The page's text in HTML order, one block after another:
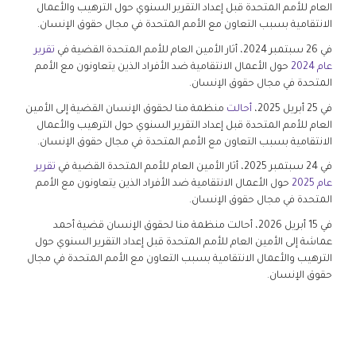
العام للأمم المتحدة قبل إعداد التقرير السنوي حول الترهيب والأعمال
الانتقامية بسبب التعاون مع الأمم المتحدة في مجال حقوق الإنسان.
في 26 سبتمبر 2024، أثار الأمين العام للأمم المتحدة القضية في
تقرير
عام 2024
حول الأعمال الانتقامية ضد الأفراد الذين يتعاونون مع الأمم
المتحدة في مجال حقوق الإنسان.
في 25 أبريل 2025، أحالت منظمة منا لحقوق الإنسان القضية إلى الأمين
العام للأمم المتحدة قبل إعداد التقرير السنوي حول الترهيب والأعمال
الانتقامية بسبب التعاون مع الأمم المتحدة في مجال حقوق الإنسان.
في 24 سبتمبر 2025، أثار الأمين العام للأمم المتحدة القضية في
تقرير
عام 2025
حول الأعمال الانتقامية ضد الأفراد الذين يتعاونون مع الأمم
المتحدة في مجال حقوق الإنسان.
في 15 أبريل 2026، أحالت منظمة منا لحقوق الإنسان قضية أحمد
عماشة إلى الأمين العام للأمم المتحدة قبل إعداد التقرير السنوي حول
الترهيب والأعمال الانتقامية بسبب التعاون مع الأمم المتحدة في مجال
حقوق الإنسان.